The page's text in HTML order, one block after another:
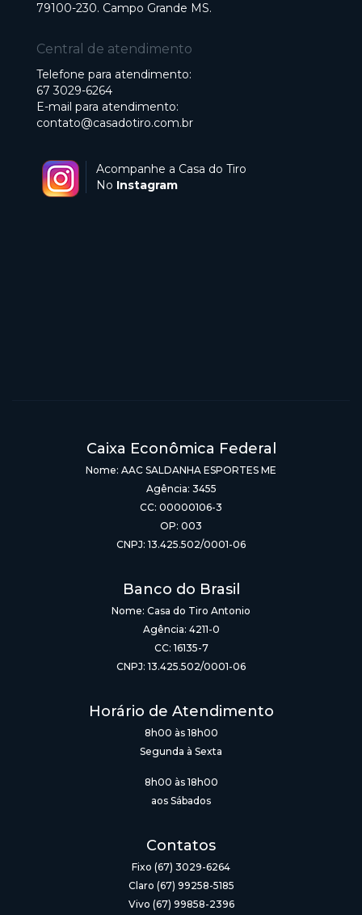
79100-230. Campo Grande MS.
Central de atendimento
Telefone para atendimento:
67 3029-6264
E-mail para atendimento:
contato@casadotiro.com.br
Acompanhe a Casa do Tiro
No Instagram
Caixa Econômica Federal
Nome: AAC SALDANHA ESPORTES ME
Agência: 3455
CC: 00000106-3
OP: 003
CNPJ: 13.425.502/0001-06
Banco do Brasil
Nome: Casa do Tiro Antonio
Agência: 4211-0
CC: 16135-7
CNPJ: 13.425.502/0001-06
Horário de Atendimento
8h00 às 18h00
Segunda à Sexta
8h00 às 18h00
aos Sábados
Contatos
Fixo (67) 3029-6264
Claro (67) 99258-5185
Vivo (67) 99858-2396